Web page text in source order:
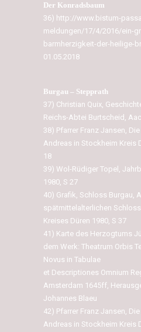
Der Konradsbaum
36) http://www.bistum-
meldungen/17/4/2016/ein-
barmherzigkeit-der-heilige-
01.05.2018
Burgau – Stepprath
37) Christian Quix,
Reichs-Abtei Burtscheid,
38) Pfarrer Franz Jansen,
Andreas in Stockheim Kreis
18
39) Wol-Rüdiger Topel,
1980, S 27
40) Grafik, Schloss Burgau,
spätmittelalterlichen
Kreises Düren 1980, S 37
41) Karte des Herzogtums
dem Werk: Theatrum Orbis
Novus in Tabulae
et Descriptiones Omnium
Amsterdam 1645ff,
Johannes Blaeu
42) Pfarrer Franz Jansen,
Andreas in Stockheim Kreis